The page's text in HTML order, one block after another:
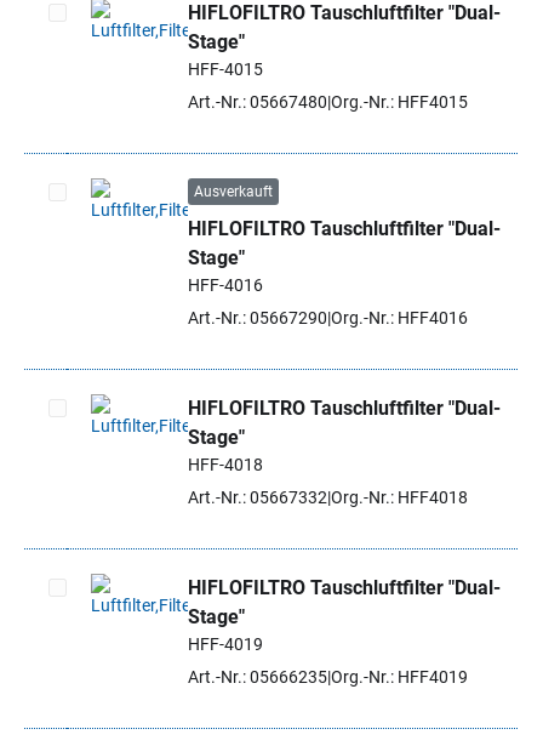
Artikel auswählen
HIFLOFILTRO Tauschluftfilter "Dual-
Stage"
HFF-4015
Art.-Nr.: 05667480 Org.-Nr.: HFF4015
Artikel auswählen
Ausverkauft
HIFLOFILTRO Tauschluftfilter "Dual-
Stage"
HFF-4016
Art.-Nr.: 05667290 Org.-Nr.: HFF4016
Artikel auswählen
HIFLOFILTRO Tauschluftfilter "Dual-
Stage"
HFF-4018
Art.-Nr.: 05667332 Org.-Nr.: HFF4018
Artikel auswählen
HIFLOFILTRO Tauschluftfilter "Dual-
Stage"
HFF-4019
Art.-Nr.: 05666235Org.-Nr.: HFF4019